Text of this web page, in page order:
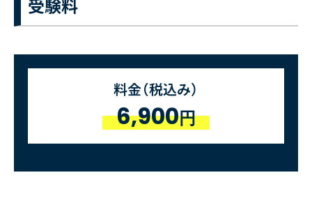
受験料
料金（税込み）
6,900円